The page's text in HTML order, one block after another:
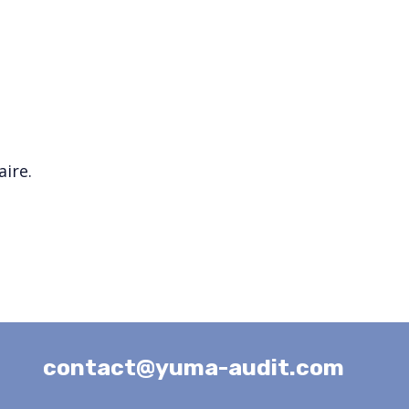
contact@yuma-audit.com